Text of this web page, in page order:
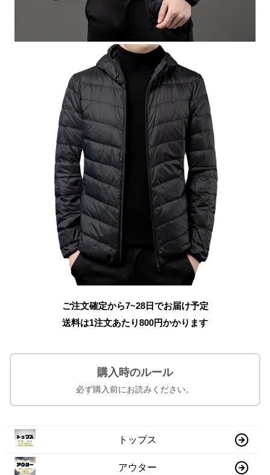
ご注文確定から7~28日でお届け予定
送料は1注文あたり800円かかります
購入時のルール
必ず購入前にお読みください。
トップス
アウター